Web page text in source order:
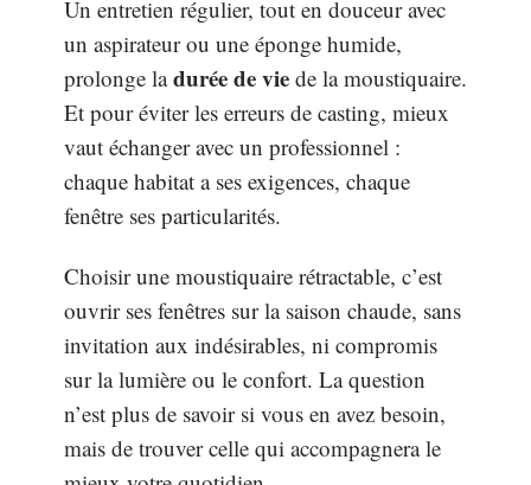
Un entretien régulier, tout en douceur avec
un aspirateur ou une éponge humide,
prolonge ladurée de vie de la moustiquaire.
Et pour éviter les erreurs de casting, mieux
vaut échanger avec un professionnel :
chaque habitat a ses exigences, chaque
fenêtre ses particularités.
Choisir une moustiquaire rétractable, c’est
ouvrir ses fenêtres sur la saison chaude, sans
invitation aux indésirables, ni compromis
sur la lumière ou le confort. La question
n’est plus de savoir si vous en avez besoin,
mais de trouver celle qui accompagnera le